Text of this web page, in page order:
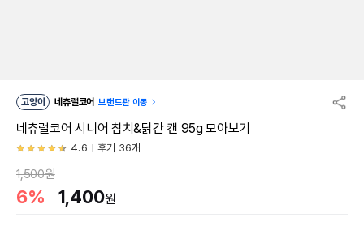
고양이 네츄럴코어 브랜드관 이동
네츄럴코어 시니어 참치&닭간 캔 95g 모아보기
4.6 후기 36개
1,500원
6% 1,400원